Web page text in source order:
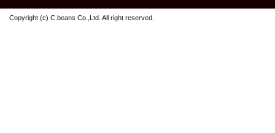
Copyright (c) C.beans Co.,Ltd. All right reserved.